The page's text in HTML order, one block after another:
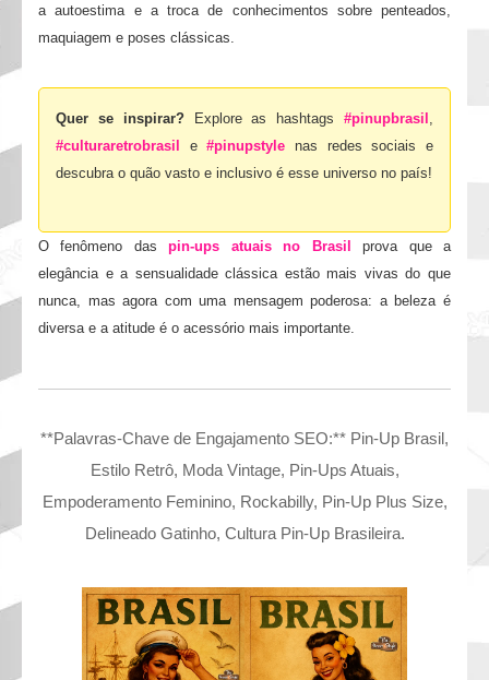
a autoestima e a troca de conhecimentos sobre penteados,
maquiagem e poses clássicas.
Quer se inspirar?Explore as hashtags#pinupbrasil
#culturaretrobrasil
e#pinupstyle nas redes sociais e
descubra o quão vasto e inclusivo é esse universo no país!
O fenômeno daspin-ups atuais no Brasil
prova que a
elegância e a sensualidade clássica estão mais vivas do que
nunca, mas agora com uma mensagem poderosa: a beleza é
diversa e a atitude é o acessório mais importante.
**Palavras-Chave de Engajamento SEO:** Pin-Up Brasil,
Estilo Retrô, Moda Vintage, Pin-Ups Atuais,
Empoderamento Feminino, Rockabilly, Pin-Up Plus Size,
Delineado Gatinho, Cultura Pin-Up Brasileira.